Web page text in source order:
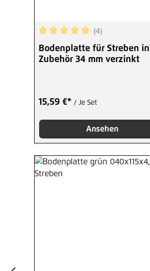
Durchschnittliche Bewertung
(4)
Bodenplatte für Streben
Zubehör 34 mm verzinkt
15,59 €* / Je Set
Ansehen